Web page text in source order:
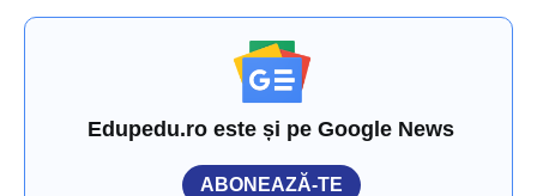
Edupedu.ro este și pe Google News
ABONEAZĂ-TE